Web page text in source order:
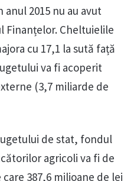
2015 nu au avut
Finanțelor. Cheltuielile
cu 17,1 la sută față
va fi acoperit
(3,7 miliarde de
de stat, fondul
agricoli va fi de
387,6 milioane de lei